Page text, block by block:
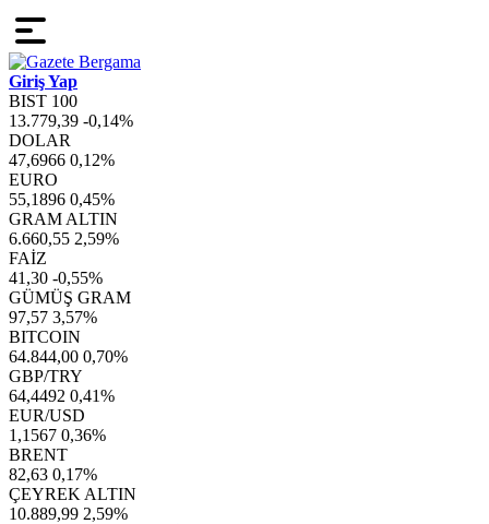
Giriş Yap
BIST 100
13.779,39 -0,14%
DOLAR
47,6966 0,12%
EURO
55,1896 0,45%
GRAM ALTIN
6.660,55 2,59%
FAİZ
41,30 -0,55%
GÜMÜŞ GRAM
97,57 3,57%
BITCOIN
64.844,00 0,70%
GBP/TRY
64,4492 0,41%
EUR/USD
1,1567 0,36%
BRENT
82,63 0,17%
ÇEYREK ALTIN
10.889,99 2,59%